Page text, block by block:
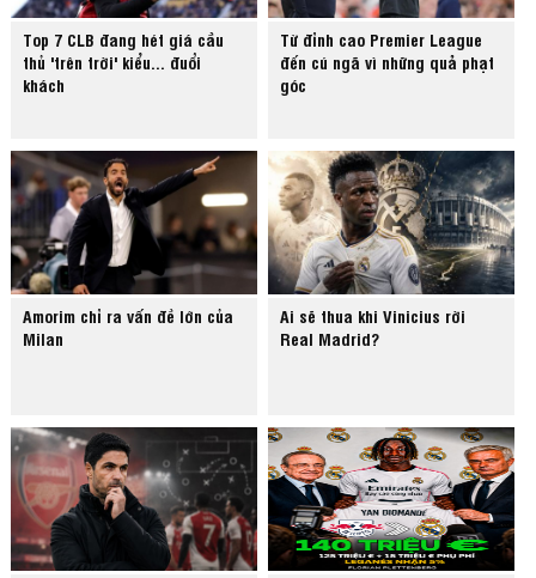
Top 7 CLB đang hét giá cầu
thủ 'trên trời' kiểu... đuổi
khách
Từ đỉnh cao Premier League
đến cú ngã vì những quả phạt
góc
Amorim chỉ ra vấn đề lớn của
Milan
Ai sẽ thua khi Vinicius rời
Real Madrid?